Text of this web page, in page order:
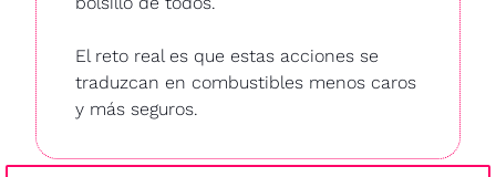
El reto real es que estas acciones se
traduzcan en combustibles menos caros
y más seguros.